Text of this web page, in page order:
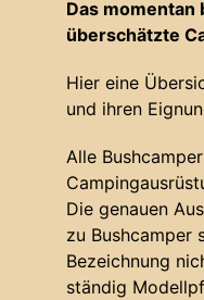
Das momentan
überschätzte
Hier eine
und ihren
Alle
Die genauen
zu Bushcamper
Bezeichnung
ständig